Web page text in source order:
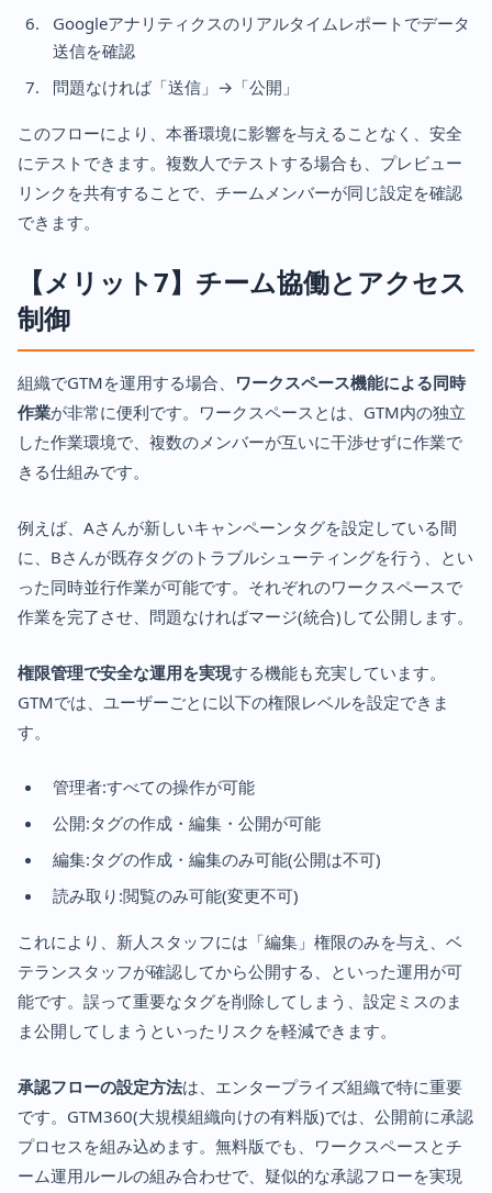
Googleアナリティクスのリアルタイムレポートでデータ
送信を確認
問題なければ「送信」→「公開」
このフローにより、本番環境に影響を与えることなく、安全
にテストできます。複数人でテストする場合も、プレビュー
リンクを共有することで、チームメンバーが同じ設定を確認
できます。
【メリット7】チーム協働とアクセス
制御
組織でGTMを運用する場合、 ワークスペース機能による同時
作業が非常に便利です。ワークスペースとは、GTM内の独立
した作業環境で、複数のメンバーが互いに干渉せずに作業で
きる仕組みです。
例えば、Aさんが新しいキャンペーンタグを設定している間
に、Bさんが既存タグのトラブルシューティングを行う、とい
った同時並行作業が可能です。それぞれのワークスペースで
作業を完了させ、問題なければマージ(統合)して公開します。
権限管理で安全な運用を実現する機能も充実しています。
GTMでは、ユーザーごとに以下の権限レベルを設定できま
す。
管理者:すべての操作が可能
公開:タグの作成・編集・公開が可能
編集:タグの作成・編集のみ可能(公開は不可)
読み取り:閲覧のみ可能(変更不可)
これにより、新人スタッフには「編集」権限のみを与え、ベ
テランスタッフが確認してから公開する、といった運用が可
能です。誤って重要なタグを削除してしまう、設定ミスのま
ま公開してしまうといったリスクを軽減できます。
承認フローの設定方法は、エンタープライズ組織で特に重要
です。GTM360(大規模組織向けの有料版)では、公開前に承認
プロセスを組み込めます。無料版でも、ワークスペースとチ
ーム運用ルールの組み合わせで、疑似的な承認フローを実現